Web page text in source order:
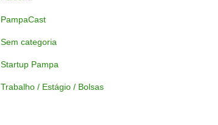
PampaCast
Sem categoria
Startup Pampa
Trabalho / Estágio / Bolsas